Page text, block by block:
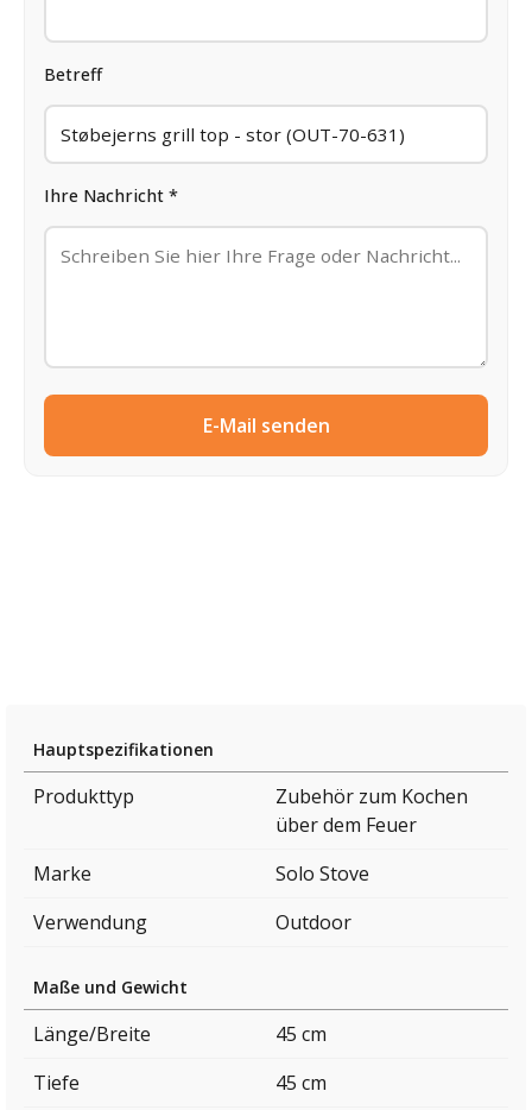
Betreff
Ihre Nachricht *
E-Mail senden
Hauptspezifikationen
Produkttyp
Zubehör zum Kochen
über dem Feuer
Marke
Solo Stove
Verwendung
Outdoor
Maße und Gewicht
Länge/Breite
45 cm
Tiefe
45 cm